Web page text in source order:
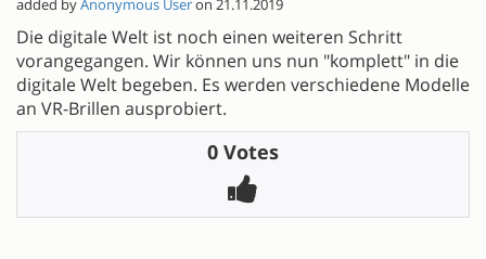
added byAnonymous Useron 21.11.2019
Die digitale Welt ist noch einen weiteren Schritt
vorangegangen. Wir können uns nun "komplett" in die
digitale Welt begeben. Es werden verschiedene Modelle
an VR-Brillen ausprobiert.
0 Votes